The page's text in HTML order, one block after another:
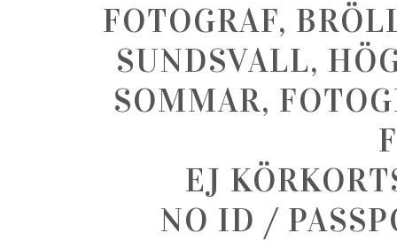
FOTOGRAF,
SUNDSVALL,
SOMMAR,
EJ
NO ID /